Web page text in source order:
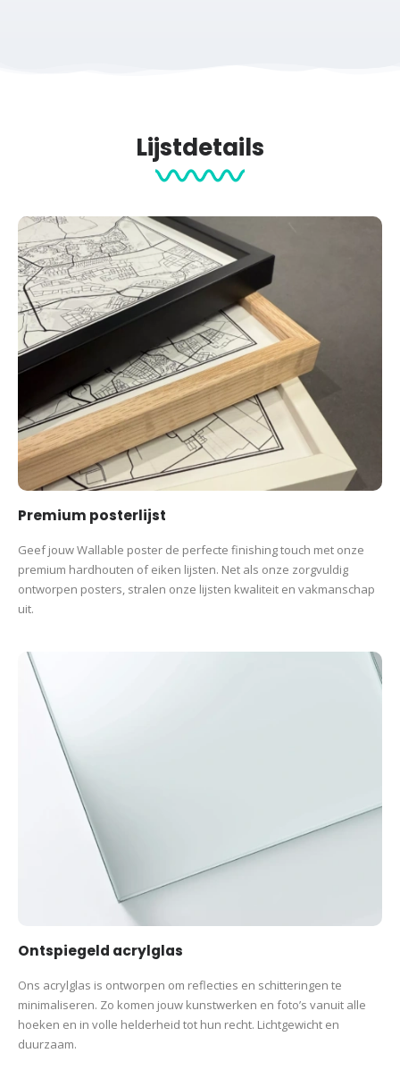
Lijstdetails
Premium posterlijst
Geef jouw Wallable poster de perfecte finishing touch met onze
premium hardhouten of eiken lijsten. Net als onze zorgvuldig
ontworpen posters, stralen onze lijsten kwaliteit en vakmanschap
uit.
Ontspiegeld acrylglas
Ons acrylglas is ontworpen om reflecties en schitteringen te
minimaliseren. Zo komen jouw kunstwerken en foto’s vanuit alle
hoeken en in volle helderheid tot hun recht. Lichtgewicht en
duurzaam.